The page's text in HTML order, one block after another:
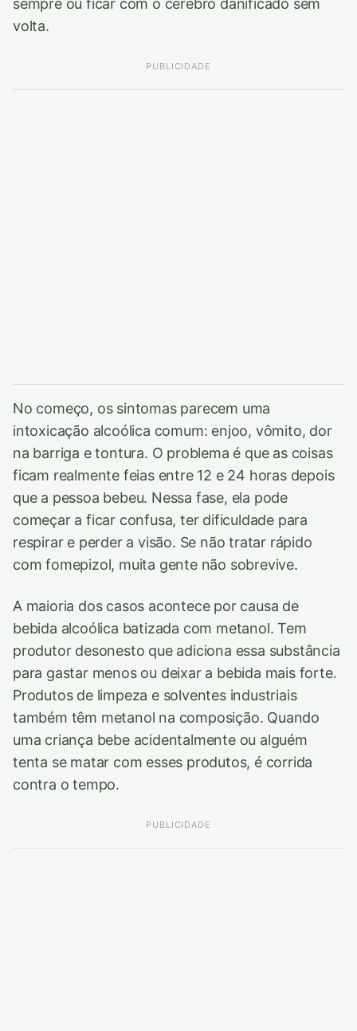
sempre ou ficar com o cérebro danificado sem
volta.
PUBLICIDADE
No começo, os sintomas parecem uma
intoxicação alcoólica comum: enjoo, vômito, dor
na barriga e tontura. O problema é que as coisas
ficam realmente feias entre 12 e 24 horas depois
que a pessoa bebeu. Nessa fase, ela pode
começar a ficar confusa, ter dificuldade para
respirar e perder a visão. Se não tratar rápido
com fomepizol, muita gente não sobrevive.
A maioria dos casos acontece por causa de
bebida alcoólica batizada com metanol. Tem
produtor desonesto que adiciona essa substância
para gastar menos ou deixar a bebida mais forte.
Produtos de limpeza e solventes industriais
também têm metanol na composição. Quando
uma criança bebe acidentalmente ou alguém
tenta se matar com esses produtos, é corrida
contra o tempo.
PUBLICIDADE